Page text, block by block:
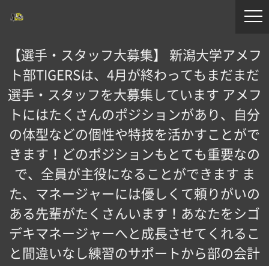
【選手・スタッフ大募集】 新潟大学アメフ
ト部TIGERSは、4月が終わってもまだまだ
選手・スタッフを大募集しています️ アメフ
トにはたくさんのポジションがあり、自分
の体型などの個性や特技を活かすことがで
きます！どのポジションもとても重要なの
で、全員が主役になることができます ま
た、マネージャーには優しくて頼りがいの
ある先輩がたくさんいます！あなたをシゴ
デキマネージャーへと成長させてくれるこ
と間違いなし練習のサポートから部の会計